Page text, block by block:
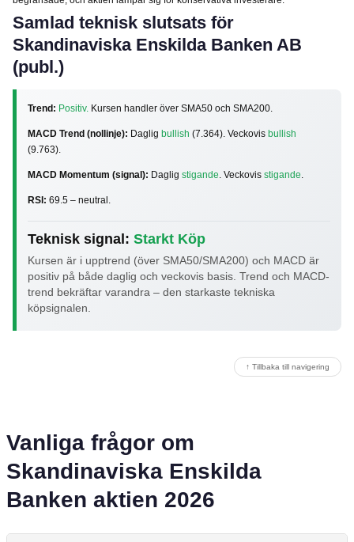
Samlad teknisk slutsats för
Skandinaviska Enskilda Banken AB
(publ.)
Trend: Positiv. Kursen handler över SMA50 och SMA200.
MACD Trend (nollinje): Daglig bullish (7.364). Veckovis bullish
(9.763).
MACD Momentum (signal): Daglig stigande. Veckovis stigande.
RSI: 69.5 – neutral.
Teknisk signal: Starkt Köp
Kursen är i upptrend (över SMA50/SMA200) och MACD är
positiv på både daglig och veckovis basis. Trend och MACD-
trend bekräftar varandra – den starkaste tekniska
köpsignalen.
↑ Tillbaka till navigering
Vanliga frågor om
Skandinaviska Enskilda
Banken aktien 2026